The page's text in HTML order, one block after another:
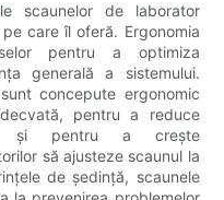
scaunelor de laborator
care îl oferă. Ergonomia
pentru a optimiza
generală a sistemului.
concepute ergonomic
pentru a reduce
și pentru a crește
să ajusteze scaunul la
de ședință, scaunele